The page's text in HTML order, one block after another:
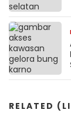
RELATED